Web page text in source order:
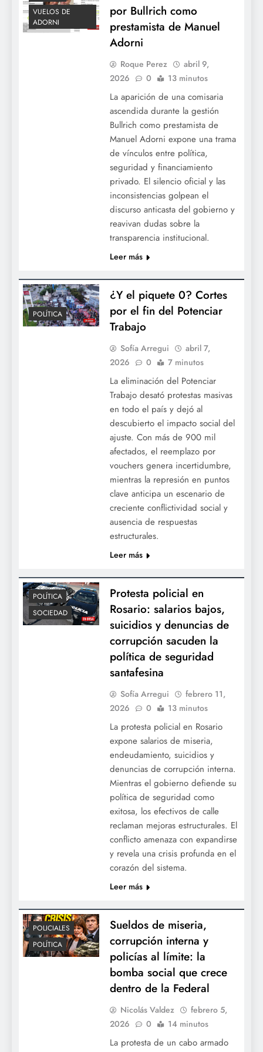
VUELOS DE
ADORNI
por Bullrich como
prestamista de Manuel
Adorni
Roque Perez
abril 9,
2026
0 13 minutos
La aparición de una comisaria
ascendida durante la gestión
Bullrich como prestamista de
Manuel Adorni expone una trama
de vínculos entre política,
seguridad y financiamiento
privado. El silencio oficial y las
inconsistencias golpean el
discurso anticasta del gobierno y
reavivan dudas sobre la
transparencia institucional.
Leer más
POLÍTICA
¿Y el piquete 0? Cortes
por el fin del Potenciar
Trabajo
Sofía Arregui
abril 7,
2026
0 7 minutos
La eliminación del Potenciar
Trabajo desató protestas masivas
en todo el país y dejó al
descubierto el impacto social del
ajuste. Con más de 900 mil
afectados, el reemplazo por
vouchers genera incertidumbre,
mientras la represión en puntos
clave anticipa un escenario de
creciente conflictividad social y
ausencia de respuestas
estructurales.
Leer más
POLÍTICA
SOCIEDAD
Protesta policial en
Rosario: salarios bajos,
suicidios y denuncias de
corrupción sacuden la
política de seguridad
santafesina
Sofía Arregui
febrero 11,
2026
0 13 minutos
La protesta policial en Rosario
expone salarios de miseria,
endeudamiento, suicidios y
denuncias de corrupción interna.
Mientras el gobierno defiende su
política de seguridad como
exitosa, los efectivos de calle
reclaman mejoras estructurales. El
conflicto amenaza con expandirse
y revela una crisis profunda en el
corazón del sistema.
Leer más
POLICIALES
POLÍTICA
Sueldos de miseria,
corrupción interna y
policías al límite: la
bomba social que crece
dentro de la Federal
Nicolás Valdez
febrero 5,
2026
0 14 minutos
La protesta de un cabo armado